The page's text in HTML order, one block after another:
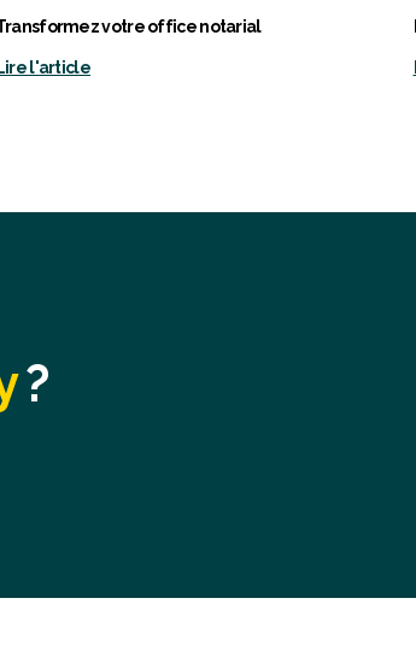
votre office notarial
Lire l'article
?